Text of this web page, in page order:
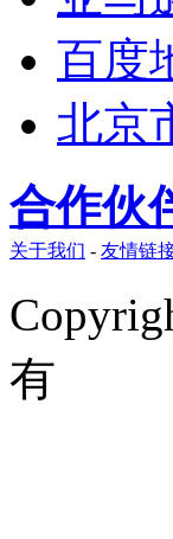
百度
北京
合作伙
关于我们 - 友情链
有